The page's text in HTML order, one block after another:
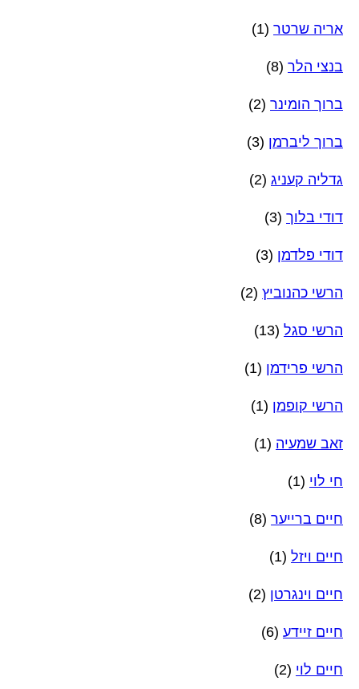
אריה שרטר (1)
בנצי הלר (8)
ברוך הומינר (2)
ברוך ליברמן (3)
גדליה קעניג (2)
דודי בלוך (3)
דודי פלדמן (3)
הרשי כהנוביץ (2)
הרשי סגל (13)
הרשי פרידמן (1)
הרשי קופמן (1)
זאב שמעיה (1)
חי לוי (1)
חיים ברייער (8)
חיים ויזל (1)
חיים וינגרטן (2)
חיים זיידע (6)
חיים לוי (2)